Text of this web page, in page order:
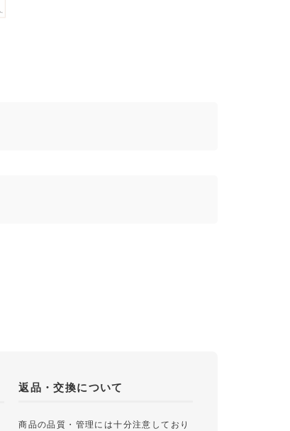
返品・交換について
商品の品質・管理には十分注意しており